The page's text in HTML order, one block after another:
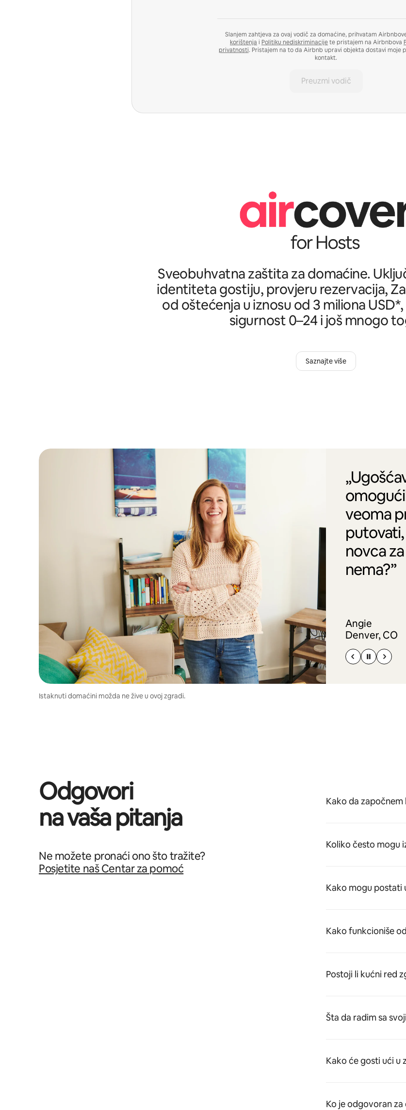
Slanjem zahtjeva za ovaj vodič za domaćine, prihvatam
korištenja i Politiku nediskriminacijete pristajem na Airbnbova
privatnosti. Pristajem na to da Airbnb upravi objekta dostavi moje
kontakt.
Preuzmi vodič
Sveobuhvatna zaštita za domaćine.
identiteta gostiju, provjeru rezervacija,
od oštećenja u iznosu od 3 miliona
sigurnost 0–24 i još mnogo
Saznajte više
veoma
novca
nema?”
Angie
Denver, CO
Istaknuti domaćini možda ne žive u ovoj zgradi.
Odgovori
na vaša pitanja
Ne možete pronaći ono što tražite?
Posjetite naš Centar za pomoć
Kako da
Koliko često mogu
Kako mogu postati
Kako funkcioniše
Postoji li kućni red
Šta da radim sa
Kako će gosti ući u
Ko je odgovoran